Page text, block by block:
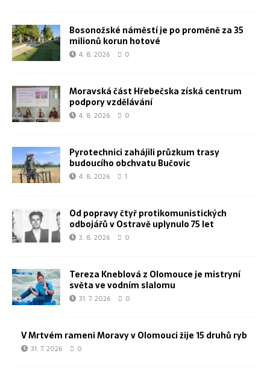
Bosonožské náměstí je po proměně za 35
milionů korun hotové
4. 8. 2026 0
Moravská část Hřebečska získá centrum
podpory vzdělávání
4. 8. 2026 0
Pyrotechnici zahájili průzkum trasy
budoucího obchvatu Bučovic
4. 8. 2026 1
Od popravy čtyř protikomunistických
odbojářů v Ostravě uplynulo 75 let
3. 8. 2026 0
Tereza Kneblová z Olomouce je mistryní
světa ve vodním slalomu
31. 7. 2026 0
V Mrtvém rameni Moravy v Olomouci žije 15 druhů ryb
31. 7. 2026 0